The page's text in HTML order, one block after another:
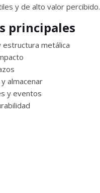
y de alto valor percibido.
principales
metálica
almacenar
y eventos